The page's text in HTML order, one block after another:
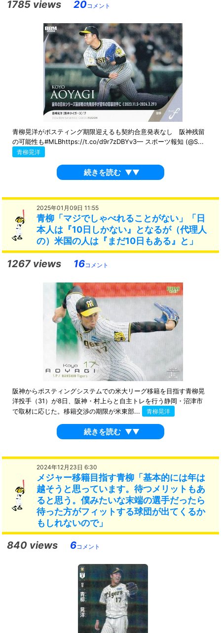
1785 views 20コメント
青柳晃洋がポスティング期限迎えるも契約合意発表なし 阪神残留
の可能性も#MLBhttps://t.co/d9r7zDBYv3— スポーツ報知 (@S...
青柳晃洋
続きを読む ▼▼
2025年01月09日 11:55
青柳「マジでしゃべれることがない」「日
本人は『10日しかない』となるが（代理人
の）米国の人は『まだ10日もある』と」
1267 views 16コメント
阪神からポスティングシステムでの米大リーグ移籍を目指す青柳晃
洋投手（31）が8日、阪神・村上らと自主トレを行う静岡・沼津市
で取材に応じた。移籍交渉の期限が米東部...
青柳晃洋
続きを読む ▼▼
2024年12月23日 6:30
メジャー移籍目指す青柳「基本的には年は
越そうと思っています。待つメリットもあ
ると思う。僕みたいな末端の選手だったら
待った方がフィットする球団が出てくるか
もしれないので」
840 views 6コメント